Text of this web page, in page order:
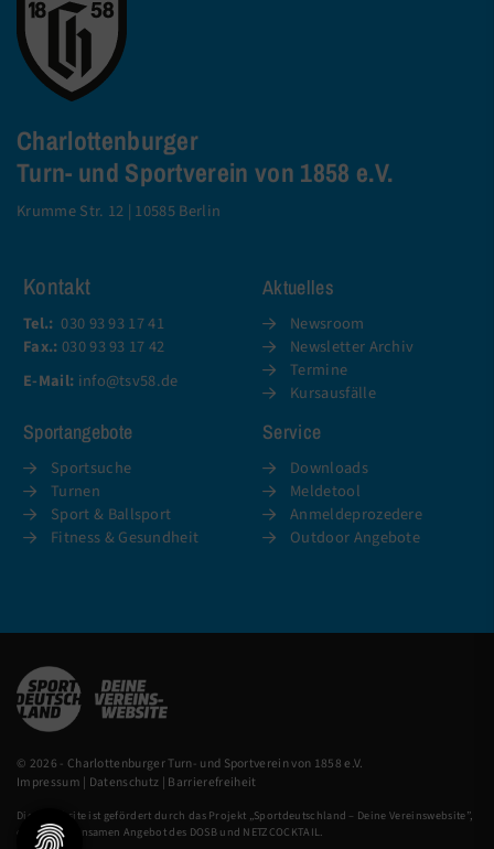
Charlottenburger
Turn- und Sportverein von 1858 e.V.
Krumme Str. 12 | 10585 Berlin
Kontakt
Tel.: 030 93 93 17 41
Fax.:030 93 93 17 42
E-Mail: info@tsv58.de
Aktuelles
Newsroom
Newsletter Archiv
Termine
Kursausfälle
Sportangebote
Sportsuche
Turnen
Sport & Ballsport
Fitness & Gesundheit
Service
Downloads
Meldetool
Anmeldeprozedere
Outdoor Angebote
© 2026 - Charlottenburger Turn- und Sportverein von 1858 e.V.
Impressum | Datenschutz | Barrierefreiheit
Diese Website ist gefördert durch das Projekt „Sportdeutschland – Deine Vereinswebsite”,
einem gemeinsamen Angebot des DOSB und NETZCOCKTAIL.